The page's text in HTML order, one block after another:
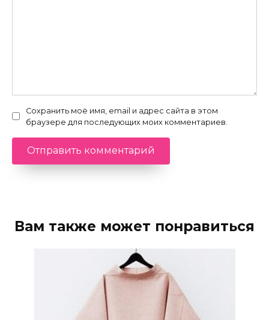
Сохранить моё имя, email и адрес сайта в этом
браузере для последующих моих комментариев.
Вам также может понравиться